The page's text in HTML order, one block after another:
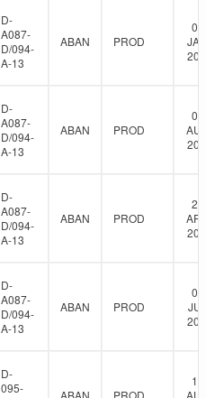
D-
A087-
D/094-
A-13
ABAN PROD
D-
A087-
D/094-
A-13
ABAN PROD
D-
A087-
D/094-
A-13
ABAN PROD
D-
A087-
D/094-
A-13
ABAN PROD
D-
095-
ABAN PROD